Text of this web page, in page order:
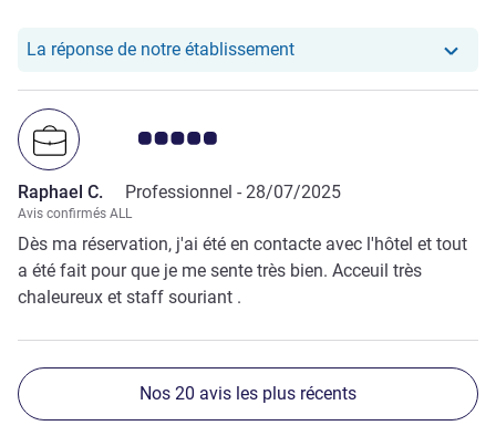
La réponse de notre établissementNotre hôtel a repondu au
Note Avis clients 5.0/5
Raphael C. Professionnel - 28/07/2025
Avis confirmés ALL
Dès ma réservation, j'ai été en contacte avec l'hôtel et tout
a été fait pour que je me sente très bien. Acceuil très
chaleureux et staff souriant .
Nos 20 avis les plus récents